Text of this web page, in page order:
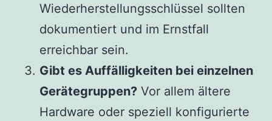
Wiederherstellungsschlüssel sollten
dokumentiert und im Ernstfall
erreichbar sein.
Gibt es Auffälligkeiten bei einzelnen
Gerätegruppen? Vor allem ältere
Hardware oder speziell konfigurierte